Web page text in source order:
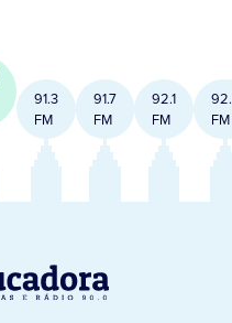
91.3
FM
91.7
FM
92.1
FM
FM